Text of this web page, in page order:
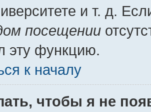
и т. д.
посещении
эту функцию.
к началу
чтобы я не